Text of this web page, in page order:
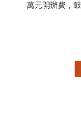
萬元開辦費，